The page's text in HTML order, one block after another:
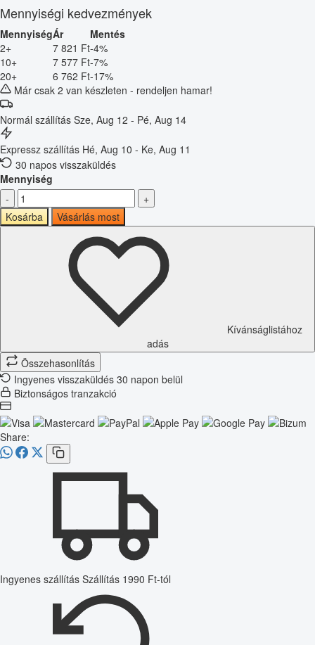
Mennyiségi kedvezmények
MennyiségÁr
Mentés
2+
7 821 Ft-4%
10+
7 577 Ft-7%
20+
6 762 Ft-17%
Már csak 2 van készleten - rendeljen hamar!
Normál szállítás Sze, Aug 12 - Pé, Aug 14
Expressz szállítás Hé, Aug 10 - Ke, Aug 11
30 napos visszaküldés
Mennyiség
-
+
Kosárba
Vásárlás most
Kívánságlistához
adás
Összehasonlítás
Ingyenes visszaküldés 30 napon belül
Biztonságos tranzakció
Share:
Ingyenes szállítás Szállítás 1990 Ft-tól